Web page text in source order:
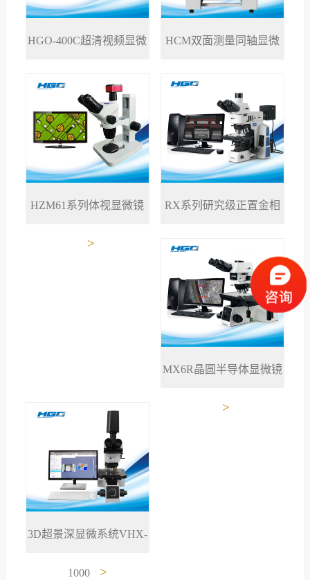
HGO-400C超清视频显微 HCM双面测量同轴显微
HZM61系列体视显微镜
>
RX系列研究级正置金相
显微镜
MX6R晶圆半导体显微镜
>
3D超景深显微系统VHX-
1000 >